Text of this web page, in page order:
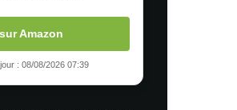
Amazon
: 08/08/2026 07:39